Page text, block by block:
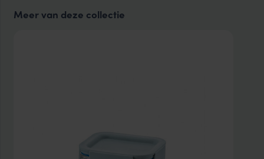
Meer van deze collectie